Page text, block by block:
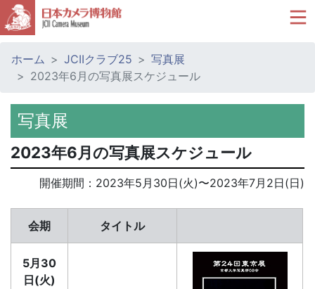
ホーム JCIIクラブ25
写真展
2023年6月の写真展スケジュール
写真展
2023年6月の写真展スケジュール
開催期間： 2023年5月30日(火)〜2023年7月2日(日)
会期 タイトル
5月30
日(火)